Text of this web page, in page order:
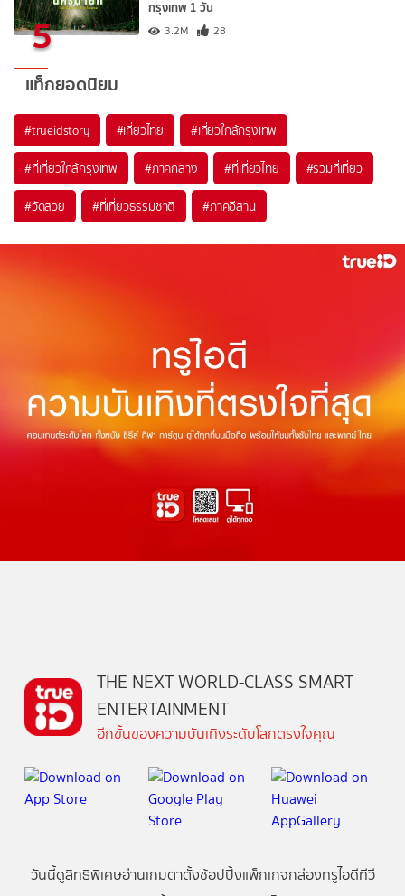
5 กรุงเทพ 1 วัน
3.2M 28
แท็กยอดนิยม
#trueidstory #เที่ยวไทย #เที่ยวใกล้กรุงเทพ
#ที่เที่ยวใกล้กรุงเทพ #ภาคกลาง #ที่เที่ยวไทย #รวมที่เที่ยว
#วัดสวย #ที่เที่ยวธรรมชาติ #ภาคอีสาน
THE NEXT WORLD-CLASS SMART
ENTERTAINMENT
อีกขั้นของความบันเทิงระดับโลกตรงใจคุณ
วันนี้ดูสิทธิพิเศษอ่านเกมตาตั้งช้อปปิ้งแพ็กเกจกล่องทรูไอดีทีวี